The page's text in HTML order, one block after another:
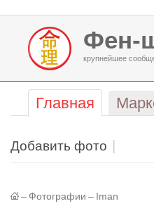
Фен-
крупнейшее
Главная
Добавить фото
– Фотографии – Iman